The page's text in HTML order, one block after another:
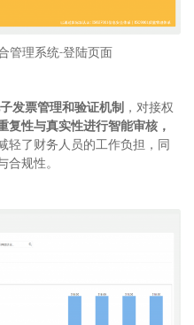
管理系统-登陆页面
发票管理和验证机制 ，对接权
复性与真实性进行智能审核，
轻了财务人员的工作负担，同
合规性。